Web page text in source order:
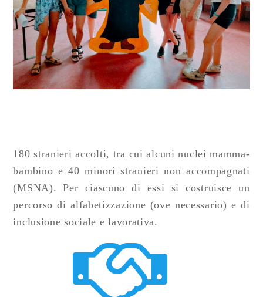
180 stranieri accolti, tra cui alcuni nuclei mamma-
bambino e 40 minori stranieri non accompagnati
(MSNA). Per ciascuno di essi si costruisce un
percorso di alfabetizzazione (ove necessario) e di
inclusione sociale e lavorativa.